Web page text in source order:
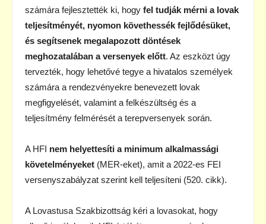
számára fejlesztették ki, hogy fel tudják mérni a lovak
teljesítményét, nyomon követhessék fejlődésüket,
és segítsenek megalapozott döntések
meghozatalában a versenyek előtt. Az eszközt úgy
tervezték, hogy lehetővé tegye a hivatalos személyek
számára a rendezvényekre benevezett lovak
megfigyelését, valamint a felkészültség és a
teljesítmény felmérését a terepversenyek során.
A HFI nem helyettesíti a minimum alkalmassági
követelményeket (MER-eket), amit a 2022-es FEI
versenyszabályzat szerint kell teljesíteni (520. cikk).
A Lovastusa Szakbizottság kéri a lovasokat, hogy